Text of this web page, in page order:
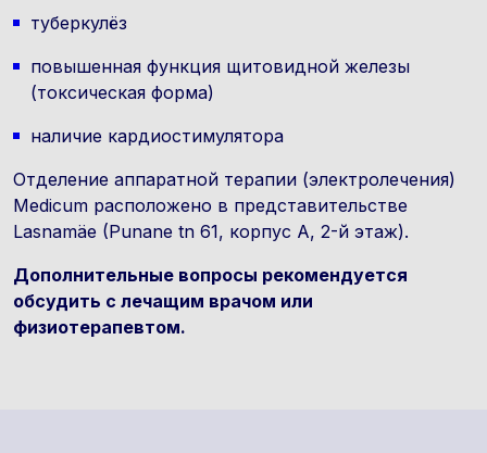
туберкулёз
повышенная функция щитовидной железы
(токсическая форма)
наличие кардиостимулятора
Отделение аппаратной терапии (электролечения)
Medicum расположено в представительстве
Lasnamäe (Punane tn 61, корпус A, 2-й этаж).
Дополнительные вопросы рекомендуется
обсудить с лечащим врачом или
физиотерапевтом.